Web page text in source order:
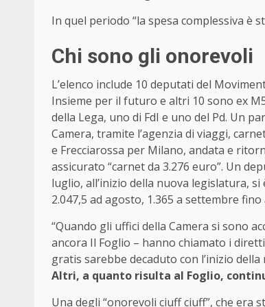
In quel periodo “la spesa complessiva è
Chi sono gli onorevoli
L’elenco include 10 deputati del
Insieme per il futuro e altri 10 sono ex
della Lega, uno di FdI e uno del Pd. Un
Camera, tramite l’agenzia di viaggi,
e Frecciarossa per Milano, andata e
assicurato “carnet da 3.276 euro”. Un
luglio, all’inizio della nuova legislatura,
2.047,5 ad agosto, 1.365 a settembre
“Quando gli uffici della Camera si sono
ancora Il Foglio – hanno chiamato i
gratis sarebbe decaduto con l’inizio
Altri, a quanto risulta al Foglio,
Una degli “onorevoli ciuff ciuff”, che era